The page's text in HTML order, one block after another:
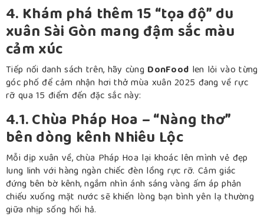
4. Khám phá thêm 15 “tọa độ” du
xuân Sài Gòn mang đậm sắc màu
cảm xúc
Tiếp nối danh sách trên, hãy cùng DonFood len lỏi vào từng
góc phố để cảm nhận hơi thở mùa xuân 2025 đang về rực
rỡ qua 15 điểm đến đặc sắc này:
4.1. Chùa Pháp Hoa – “Nàng thơ”
bên dòng kênh Nhiêu Lộc
Mỗi dịp xuân về, chùa Pháp Hoa lại khoác lên mình vẻ đẹp
lung linh với hàng ngàn chiếc đèn lồng rực rỡ. Cảm giác
đứng bên bờ kênh, ngắm nhìn ánh sáng vàng ấm áp phản
chiếu xuống mặt nước sẽ khiến lòng bạn bình yên lạ thường
giữa nhịp sống hối hả.